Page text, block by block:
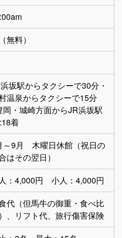
無料）
坂駅からタクシーで30分・
温泉からタクシーで15分
岡・城崎方面からJR浜坂駅
着
～9月 木曜日休館（祝日の
はその翌日）
：4,000円 小人：4,000円
代（但馬牛の御重・食べ比
、リフト代、旅行傷害保険